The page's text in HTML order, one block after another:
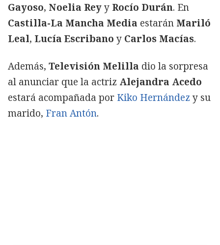
Gayoso, Noelia Reyy Rocío Durán. En
Castilla-La Mancha Media estarán Mariló
Leal, Lucía Escribano y Carlos Macías.
Además, Televisión Melilla dio la sorpresa
al anunciar que la actriz Alejandra Acedo
estará acompañada por Kiko Hernández y su
marido, Fran Antón.